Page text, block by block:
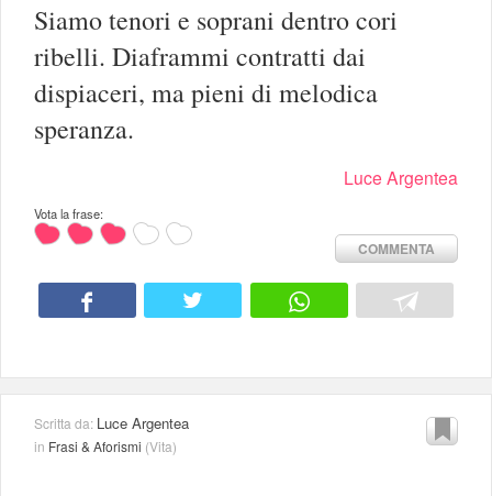
Siamo tenori e soprani dentro cori
ribelli. Diaframmi contratti dai
dispiaceri, ma pieni di melodica
speranza.
Luce Argentea
Vota la frase:
COMMENTA
Scritta da: Luce Argentea
in Frasi & Aforismi (Vita)